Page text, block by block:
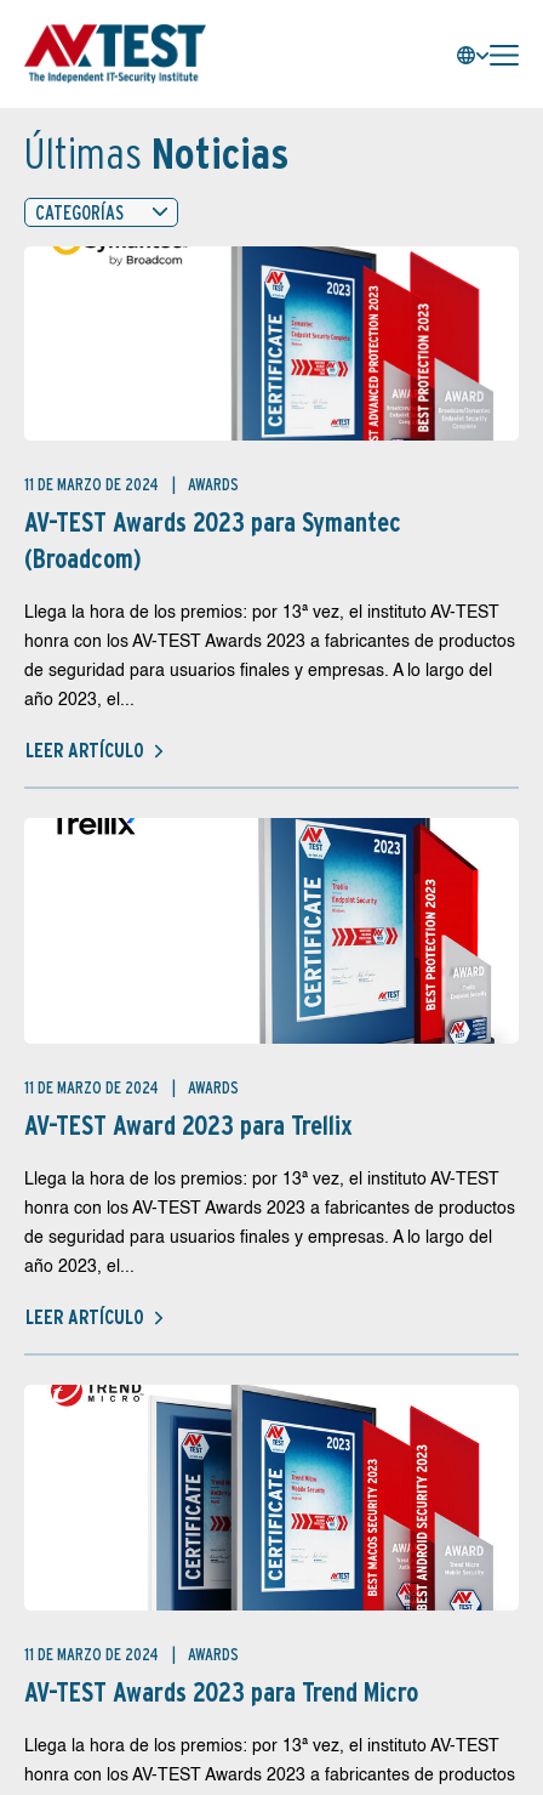
Últimas Noticias
CATEGORÍAS
11 DE MARZO DE 2024 AWARDS
AV-TEST Awards 2023 para Symantec
(Broadcom)
Llega la hora de los premios: por 13ª vez, el instituto AV-TEST
honra con los AV-TEST Awards 2023 a fabricantes de productos
de seguridad para usuarios finales y empresas. A lo largo del
año 2023, el...
LEER ARTÍCULO
11 DE MARZO DE 2024 AWARDS
AV-TEST Award 2023 para Trellix
Llega la hora de los premios: por 13ª vez, el instituto AV-TEST
honra con los AV-TEST Awards 2023 a fabricantes de productos
de seguridad para usuarios finales y empresas. A lo largo del
año 2023, el...
LEER ARTÍCULO
11 DE MARZO DE 2024 AWARDS
AV-TEST Awards 2023 para Trend Micro
Llega la hora de los premios: por 13ª vez, el instituto AV-TEST
honra con los AV-TEST Awards 2023 a fabricantes de productos